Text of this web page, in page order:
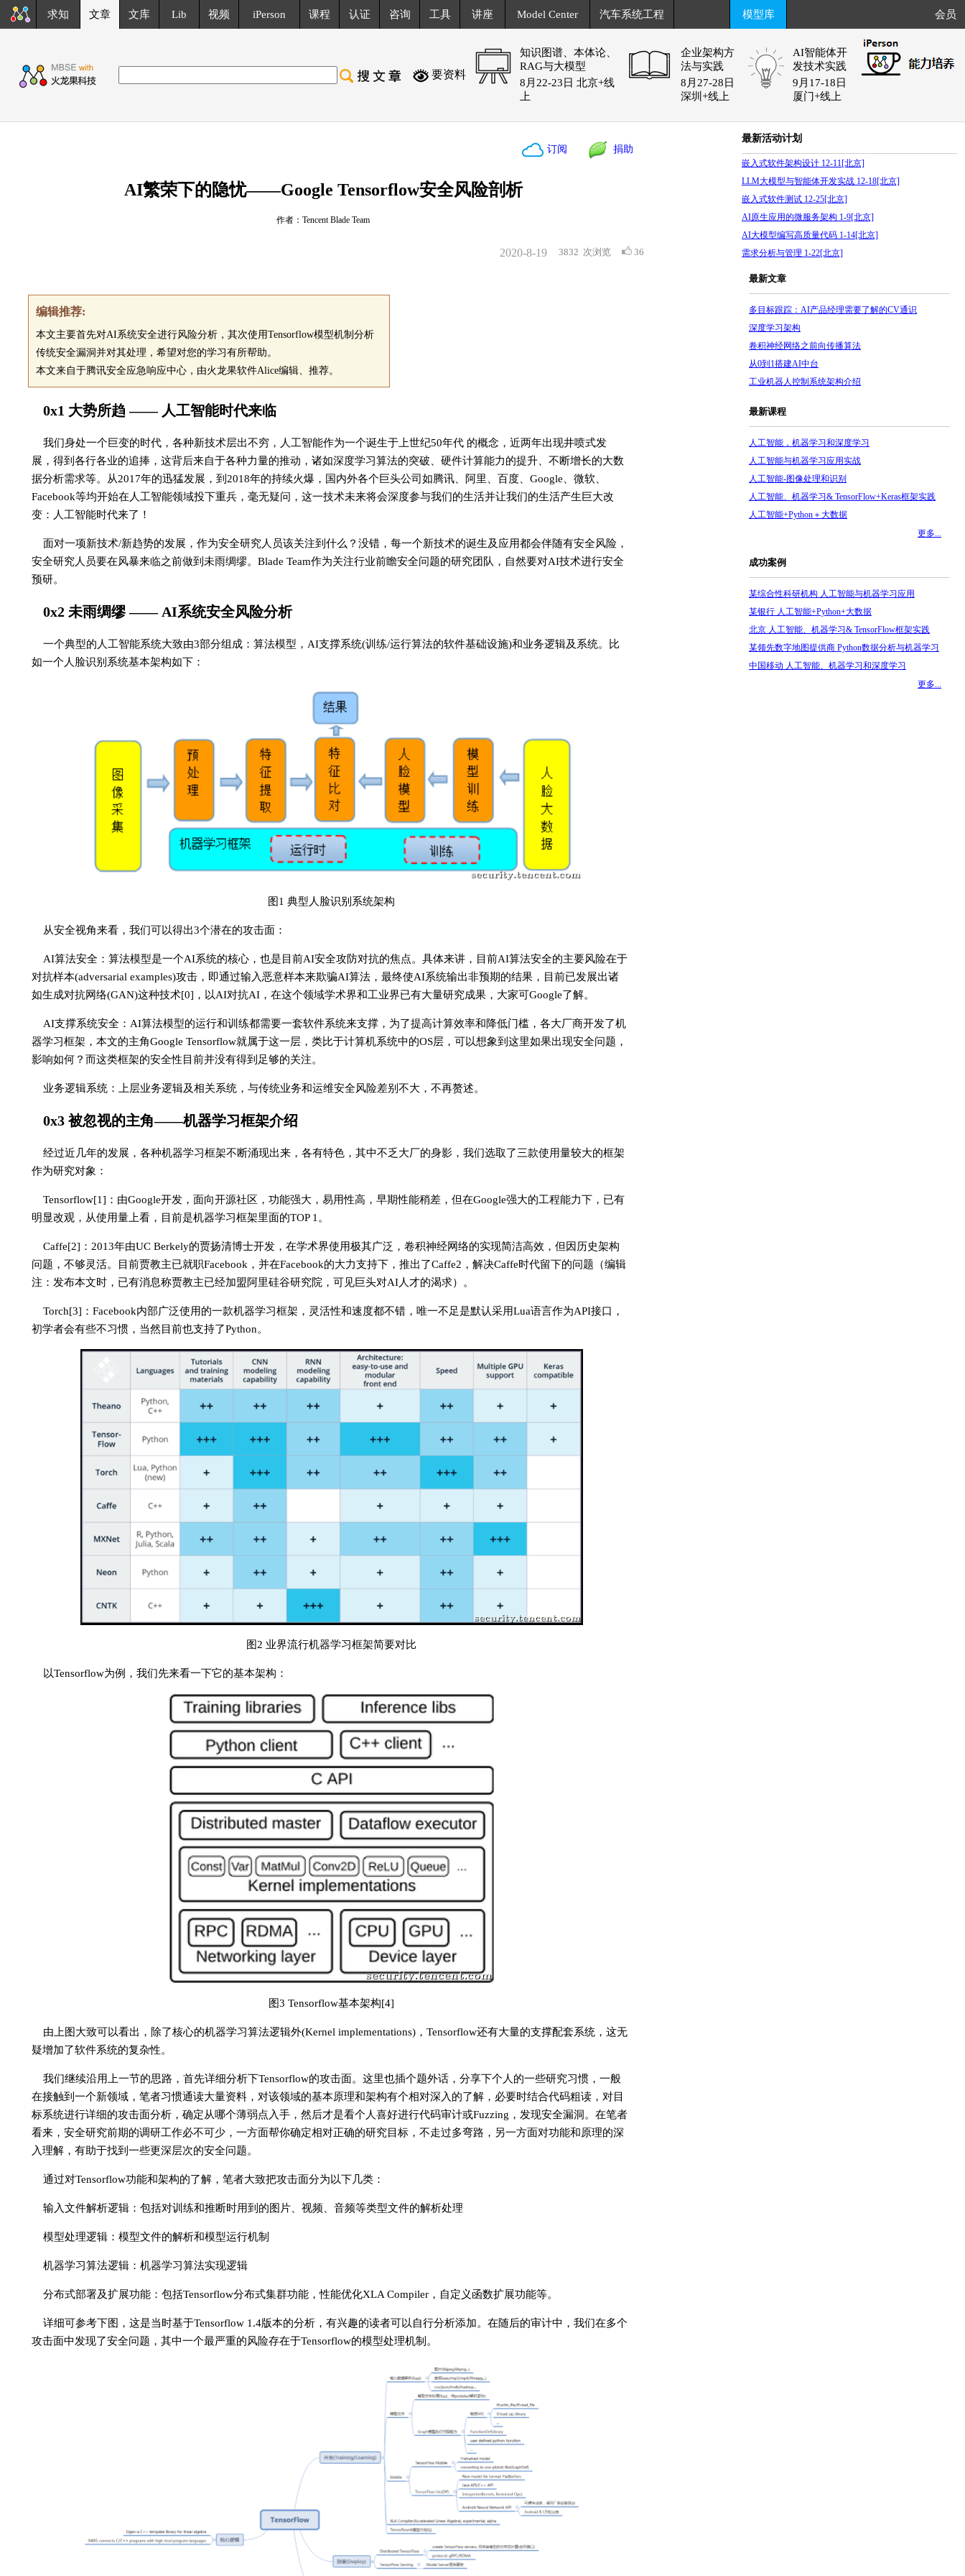
求知 文章 文库 Lib 视频 iPerson 课程 认证 咨询 工具 讲座 Model Center 汽车系统工程 模型库 会员
要资料
知识图谱、本体论、
RAG与大模型
8月22-23日 北京+线
上
企业架构方
法与实践
8月27-28日
深圳+线上
AI智能体开
发技术实践
9月17-18日
厦门+线上
订阅 捐助
AI繁荣下的隐忧——Google Tensorflow安全风险剖析
作者：Tencent Blade Team
3832 次浏览 36
2020-8-19
编辑推荐:
本文主要首先对AI系统安全进行风险分析，其次使用Tensorflow模型机制分析
传统安全漏洞并对其处理，希望对您的学习有所帮助。
本文来自于腾讯安全应急响应中心，由火龙果软件Alice编辑、推荐。
0x1 大势所趋 —— 人工智能时代来临
我们身处一个巨变的时代，各种新技术层出不穷，人工智能作为一个诞生于上世纪50年代 的概念，近两年出现井喷式发
展，得到各行各业的追捧，这背后来自于各种力量的推动，诸如深度学习算法的突破、硬件计算能力的提升、不断增长的大数
据分析需求等。从2017年的迅猛发展，到2018年的持续火爆，国内外各个巨头公司如腾讯、阿里、百度、Google、微软、
Facebook等均开始在人工智能领域投下重兵，毫无疑问，这一技术未来将会深度参与我们的生活并让我们的生活产生巨大改
变：人工智能时代来了！
面对一项新技术/新趋势的发展，作为安全研究人员该关注到什么？没错，每一个新技术的诞生及应用都会伴随有安全风险，
安全研究人员要在风暴来临之前做到未雨绸缪。Blade Team作为关注行业前瞻安全问题的研究团队，自然要对AI技术进行安全
预研。
0x2 未雨绸缪 —— AI系统安全风险分析
一个典型的人工智能系统大致由3部分组成：算法模型，AI支撑系统(训练/运行算法的软件基础设施)和业务逻辑及系统。比
如一个人脸识别系统基本架构如下：
图1 典型人脸识别系统架构
从安全视角来看，我们可以得出3个潜在的攻击面：
AI算法安全：算法模型是一个AI系统的核心，也是目前AI安全攻防对抗的焦点。具体来讲，目前AI算法安全的主要风险在于
对抗样本(adversarial examples)攻击，即通过输入恶意样本来欺骗AI算法，最终使AI系统输出非预期的结果，目前已发展出诸
如生成对抗网络(GAN)这种技术[0]，以AI对抗AI，在这个领域学术界和工业界已有大量研究成果，大家可Google了解。
AI支撑系统安全：AI算法模型的运行和训练都需要一套软件系统来支撑，为了提高计算效率和降低门槛，各大厂商开发了机
器学习框架，本文的主角Google Tensorflow就属于这一层，类比于计算机系统中的OS层，可以想象到这里如果出现安全问题，
影响如何？而这类框架的安全性目前并没有得到足够的关注。
业务逻辑系统：上层业务逻辑及相关系统，与传统业务和运维安全风险差别不大，不再赘述。
0x3 被忽视的主角——机器学习框架介绍
经过近几年的发展，各种机器学习框架不断涌现出来，各有特色，其中不乏大厂的身影，我们选取了三款使用量较大的框架
作为研究对象：
Tensorflow[1]：由Google开发，面向开源社区，功能强大，易用性高，早期性能稍差，但在Google强大的工程能力下，已有
明显改观，从使用量上看，目前是机器学习框架里面的TOP 1。
Caffe[2]：2013年由UC Berkely的贾扬清博士开发，在学术界使用极其广泛，卷积神经网络的实现简洁高效，但因历史架构
问题，不够灵活。目前贾教主已就职Facebook，并在Facebook的大力支持下，推出了Caffe2，解决Caffe时代留下的问题（编辑
注：发布本文时，已有消息称贾教主已经加盟阿里硅谷研究院，可见巨头对AI人才的渴求）。
Torch[3]：Facebook内部广泛使用的一款机器学习框架，灵活性和速度都不错，唯一不足是默认采用Lua语言作为API接口，
初学者会有些不习惯，当然目前也支持了Python。
图2 业界流行机器学习框架简要对比
以Tensorflow为例，我们先来看一下它的基本架构：
图3 Tensorflow基本架构[4]
由上图大致可以看出，除了核心的机器学习算法逻辑外(Kernel implementations)，Tensorflow还有大量的支撑配套系统，这无
疑增加了软件系统的复杂性。
我们继续沿用上一节的思路，首先详细分析下Tensorflow的攻击面。这里也插个题外话，分享下个人的一些研究习惯，一般
在接触到一个新领域，笔者习惯通读大量资料，对该领域的基本原理和架构有个相对深入的了解，必要时结合代码粗读，对目
标系统进行详细的攻击面分析，确定从哪个薄弱点入手，然后才是看个人喜好进行代码审计或Fuzzing，发现安全漏洞。在笔者
看来，安全研究前期的调研工作必不可少，一方面帮你确定相对正确的研究目标，不走过多弯路，另一方面对功能和原理的深
入理解，有助于找到一些更深层次的安全问题。
通过对Tensorflow功能和架构的了解，笔者大致把攻击面分为以下几类：
输入文件解析逻辑：包括对训练和推断时用到的图片、视频、音频等类型文件的解析处理
模型处理逻辑：模型文件的解析和模型运行机制
机器学习算法逻辑：机器学习算法实现逻辑
分布式部署及扩展功能：包括Tensorflow分布式集群功能，性能优化XLA Compiler，自定义函数扩展功能等。
详细可参考下图，这是当时基于Tensorflow 1.4版本的分析，有兴趣的读者可以自行分析添加。在随后的审计中，我们在多个
攻击面中发现了安全问题，其中一个最严重的风险存在于Tensorflow的模型处理机制。
最新活动计划
嵌入式软件架构设计 12-11[北京]
LLM大模型与智能体开发实战 12-18[北京]
嵌入式软件测试 12-25[北京]
AI原生应用的微服务架构 1-9[北京]
AI大模型编写高质量代码 1-14[北京]
需求分析与管理 1-22[北京]
最新文章
多目标跟踪：AI产品经理需要了解的CV通识
深度学习架构
卷积神经网络之前向传播算法
从0到1搭建AI中台
工业机器人控制系统架构介绍
最新课程
人工智能，机器学习和深度学习
人工智能与机器学习应用实战
人工智能-图像处理和识别
人工智能、机器学习& TensorFlow+Keras框架实践
人工智能+Python＋大数据
更多...
成功案例
某综合性科研机构 人工智能与机器学习应用
某银行 人工智能+Python+大数据
北京 人工智能、机器学习& TensorFlow框架实践
某领先数字地图提供商 Python数据分析与机器学习
中国移动 人工智能、机器学习和深度学习
更多...